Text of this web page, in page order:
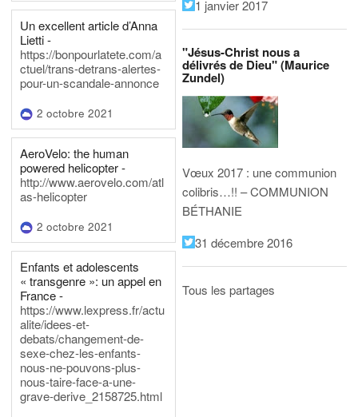
Un excellent article d’Anna
Lietti -
https://bonpourlatete.com/a
ctuel/trans-detrans-alertes-
pour-un-scandale-annonce
2 octobre 2021
AeroVelo: the human
powered helicopter -
http://www.aerovelo.com/atl
as-helicopter
2 octobre 2021
Enfants et adolescents
« transgenre »: un appel en
France -
https://www.lexpress.fr/actu
alite/idees-et-
debats/changement-de-
sexe-chez-les-enfants-
nous-ne-pouvons-plus-
nous-taire-face-a-une-
grave-derive_2158725.html
1 janvier 2017
"Jésus-Christ nous a
délivrés de Dieu" (Maurice
Zundel)
Vœux 2017 : une communion
colibris…!! – COMMUNION
BÉTHANIE
31 décembre 2016
Tous les partages